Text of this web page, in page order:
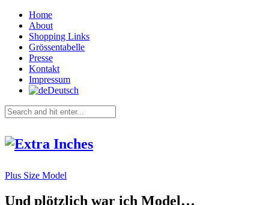
Home
About
Shopping Links
Grössentabelle
Presse
Kontakt
Impressum
Deutsch
Plus Size Model
Und plötzlich war ich Model…